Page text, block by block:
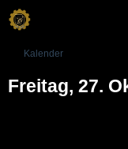
Kalender
Freitag, 27.